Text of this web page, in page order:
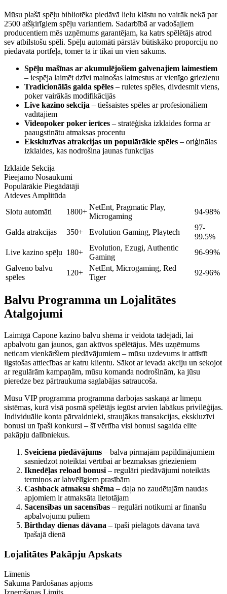
Mūsu plašā spēļu bibliotēka piedāvā lielu klāstu no vairāk nekā par
2500 atšķirīgiem spēļu variantiem. Sadarbībā ar vadošajiem
producentiem mēs uzņēmums garantējam, ka katrs spēlētājs atrod
sev atbilstošu spēli. Spēļu automāti pārstāv būtiskāko proporciju no
piedāvātā portfeļa, tomēr tā ir tikai un vien sākums.
Spēļu mašīnas ar akumulējošiem galvenajiem laimestiem
– iespēja laimēt dzīvi mainošas laimestus ar vienīgo griezienu
Tradicionālās galda spēles – ruletes spēles, divdesmit viens,
poker vairākās modifikācijās
Live kazino sekcija – tiešsaistes spēles ar profesionāliem
vadītājiem
Videopoker poker ierīces – stratēģiska izklaides forma ar
paaugstinātu atmaksas procentu
Ekskluzīvas atrakcijas un populārākie spēles – oriģinālas
izklaides, kas nodrošina jaunas funkcijas
Izklaide Sekcija
Pieejamo Nosaukumi
Populārākie Piegādātāji
Atdeves Amplitūda
Slotu automāti
1800+
NetEnt, Pragmatic Play,
Microgaming
94-98%
Galda atrakcijas 350+ Evolution Gaming, Playtech
97-
99.5%
Live kazino spēļu 180+
Evolution, Ezugi, Authentic
Gaming
96-99%
Galveno balvu
spēles
120+
NetEnt, Microgaming, Red
Tiger
92-96%
Balvu Programma un Lojalitātes
Atalgojumi
Laimīgā Capone kazino balvu shēma ir veidota tādējādi, lai
apbalvotu gan jaunos, gan aktīvos spēlētājus. Mēs uzņēmums
neticam vienkāršiem piedāvājumiem – mūsu uzdevums ir attīstīt
ilgstošas attiecības ar katru klientu. Sākot ar ievada akciju un sekojot
ar regulārām kampaņām, mūsu komanda nodrošinām, ka jūsu
pieredze bez pārtraukuma saglabājas satraucoša.
Mūsu VIP programma programma darbojas saskaņā ar līmeņu
sistēmas, kurā visā posmā spēlētājs iegūst arvien labākus privilēģijas.
Individuālie konta pārvaldnieki, straujākas transakcijas, ekskluzīvi
bonusi un īpaši konkursi – šī vērtība visi bonusi sagaida elite
pakāpju dalībniekus.
Sveiciena piedāvājums – balva pirmajām papildinājumiem
sasniedzot noteiktai vērtībai ar bezmaksas griezieniem
Iknedēļas reload bonusi – regulāri piedāvājumi noteiktās
termiņos ar labvēlīgiem prasībām
Cashback atmaksu shēma – daļa no zaudētajām naudas
apjomiem ir atmaksāta lietotājam
Sacensības un sacensības – regulāri notikumi ar finanšu
apbalvojumu pūliem
Birthday dienas dāvana – īpaši pielāgots dāvana tavā
īpašajā dienā
Lojalitātes Pakāpju Apskats
Līmenis
Sākuma Pārdošanas apjoms
Izņemšanas Limits